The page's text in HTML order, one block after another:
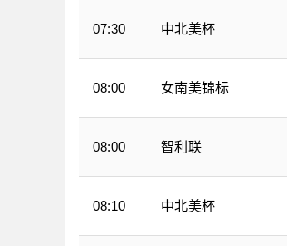
07:30 中北美杯
08:00 女南美锦标
08:00 智利联
08:10 中北美杯